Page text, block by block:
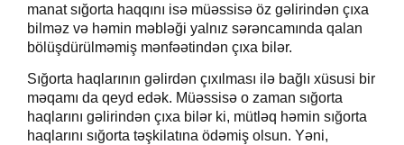
manat sığorta haqqını isə müəssisə öz gəlirindən çıxa
bilməz və həmin məbləği yalnız sərəncamında qalan
bölüşdürülməmiş mənfəətindən çıxa bilər.
Sığorta haqlarının gəlirdən çıxılması ilə bağlı xüsusi bir
məqamı da qeyd edək. Müəssisə o zaman sığorta
haqlarını gəlirindən çıxa bilər ki, mütləq həmin sığorta
haqlarını sığorta təşkilatına ödəmiş olsun. Yəni,